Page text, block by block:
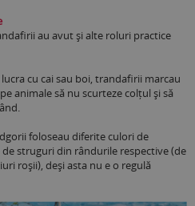
au avut și alte roluri practice
cu cai sau boi, trandafirii marcau
animale să nu scurteze colțul și să
foloseau diferite culori de
struguri din rândurile respective (de
roșii), deși asta nu e o regulă